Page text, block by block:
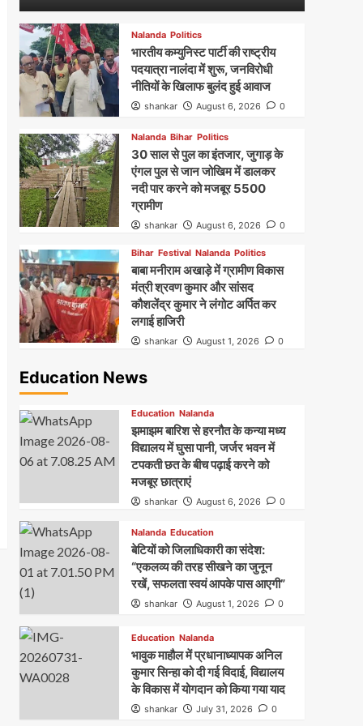
Nalanda Politics
भारतीय कम्युनिस्ट पार्टी की राष्ट्रीय
पदयात्रा नालंदा में शुरू, जनविरोधी
नीतियों के खिलाफ बुलंद हुई आवाज
shankar August 6, 2026 0
Nalanda Bihar Politics
30 साल से पुल का इंतजार, जुगाड़ के
एंगल पुल से जान जोखिम में डालकर
नदी पार करने को मजबूर 5500
ग्रामीण
shankar August 6, 2026 0
Bihar Festival Nalanda Politics
बाबा मनीराम अखाड़े में ग्रामीण विकास
मंत्री श्रवण कुमार और सांसद
कौशलेंद्र कुमार ने लंगोट अर्पित कर
लगाई हाजिरी
shankar August 1, 2026 0
Education News
Education Nalanda
झमाझम बारिश से हरनौत के कन्या मध्य
विद्यालय में घुसा पानी, जर्जर भवन में
टपकती छत के बीच पढ़ाई करने को
मजबूर छात्राएं
shankar August 6, 2026 0
Nalanda Education
बेटियों को जिलाधिकारी का संदेश:
“एकलव्य की तरह सीखने का जुनून
रखें, सफलता स्वयं आपके पास आएगी”
shankar August 1, 2026 0
Education Nalanda
भावुक माहौल में प्रधानाध्यापक अनिल
कुमार सिन्हा को दी गई विदाई, विद्यालय
के विकास में योगदान को किया गया याद
shankar July 31, 2026 0